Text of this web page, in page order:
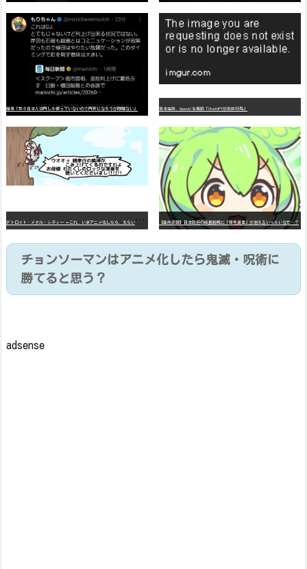
識者「我々日本人は円しか使っていないので円安になろうが問題ない」 日本生命、OpenAIを提訴「ChatGPTが非弁行為」
デ
トロイト・メタル・シティー ⇐これ、いまアニメ化したら、えらいことになってたよな？ 【高市悲報】日本政府の成長戦略に「暗号資産」が消えるいったいなぜ…？
チョンソーマンはアニメ化したら鬼滅・呪術に
勝てると思う？
adsense